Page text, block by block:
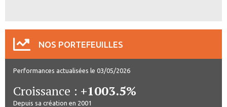
NOS PORTEFEUILLES
Performances actualisées le 03/05/2026
Croissance : +1003.5%
Depuis sa création en 2001